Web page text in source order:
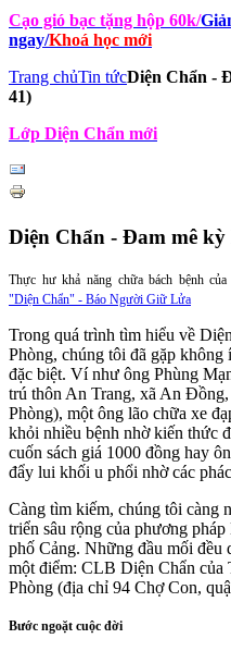
Cạo gió bạc tặng hộp 60k/
ngay/Khoá học mới
Trang chủTin tứcDiện Chẩn -
41)
Lớp Diện Chẩn mới
Diện Chẩn - Đam mê
Thực hư khả năng chữa bách bệnh
"Diện Chẩn" - Báo Người Giữ Lửa
Trong quá trình tìm hiểu về
Phòng, chúng tôi đã gặp không
đặc biệt. Ví như ông Phùng
trú thôn An Trang, xã An
Phòng), một ông lão chữa xe
khỏi nhiều bệnh nhờ kiến thức
cuốn sách giá 1000 đồng hay
đẩy lui khối u phổi nhờ các
Càng tìm kiếm, chúng tôi càng
triển sâu rộng của phương
phố Cảng. Những đầu mối đều
một điểm: CLB Diện Chẩn của
Phòng (địa chỉ 94 Chợ Con,
Bước ngoặt cuộc đời